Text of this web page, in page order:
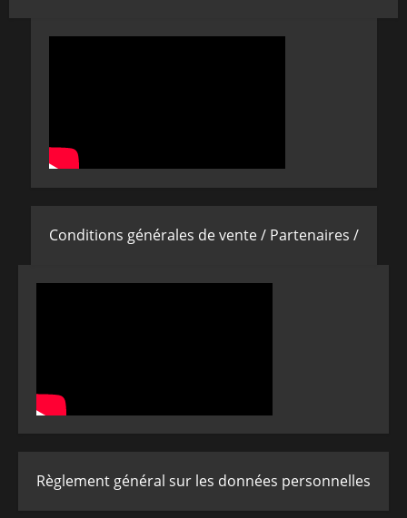
Conditions générales de vente / Partenaires /
Règlement général sur les données personnelles